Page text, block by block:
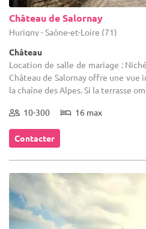
Château de Salornay
Hurigny - Saône-et-Loire (71)
Château
Location de salle de mariage :
Château de Salornay offre une vue
la chaîne des Alpes. Si la terrasse
10-300 16 max
Contacter